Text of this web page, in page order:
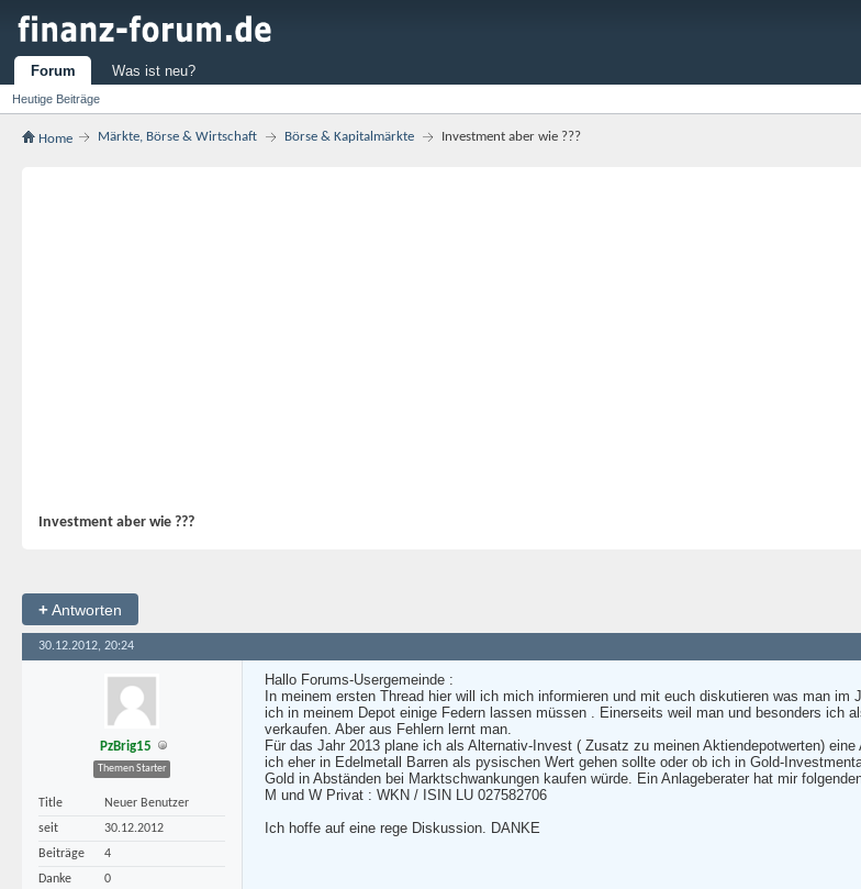
Forum
Heutige Beiträge
Was ist neu?
Home Märkte, Börse & Wirtschaft Börse & Kapitalmärkte Investment aber wie ???
Investment aber wie ???
+Antworten
30.12.2012, 20:24
PzBrig15
Themen Starter
Title
Neuer Benutzer
seit
30.12.2012
Beiträge
4
Danke
0
Hallo Forums-Usergemeinde :
In meinem ersten Thread hier will ich mich informieren und mit euch diskutieren was man
ich in meinem Depot einige Federn lassen müssen . Einerseits weil man und besonders
verkaufen. Aber aus Fehlern lernt man.
Für das Jahr 2013 plane ich als Alternativ-Invest ( Zusatz zu meinen Aktiendepotwerten)
ich eher in Edelmetall Barren als pysischen Wert gehen sollte oder ob ich in Gold-
Gold in Abständen bei Marktschwankungen kaufen würde. Ein Anlageberater hat mir
M und W Privat : WKN / ISIN LU 027582706
Ich hoffe auf eine rege Diskussion. DANKE